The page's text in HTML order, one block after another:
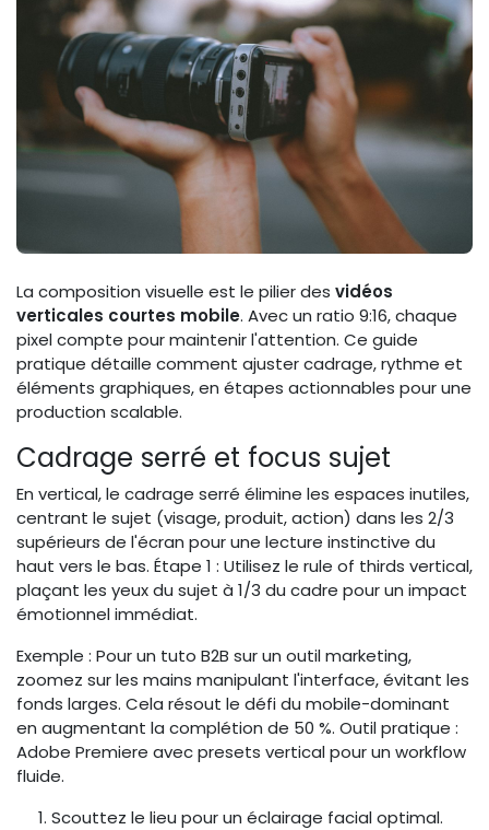
La composition visuelle est le pilier des vidéos
verticales courtes mobile. Avec un ratio 9:16, chaque
pixel compte pour maintenir l'attention. Ce guide
pratique détaille comment ajuster cadrage, rythme et
éléments graphiques, en étapes actionnables pour une
production scalable.
Cadrage serré et focus sujet
En vertical, le cadrage serré élimine les espaces inutiles,
centrant le sujet (visage, produit, action) dans les 2/3
supérieurs de l'écran pour une lecture instinctive du
haut vers le bas. Étape 1 : Utilisez le rule of thirds vertical,
plaçant les yeux du sujet à 1/3 du cadre pour un impact
émotionnel immédiat.
Exemple : Pour un tuto B2B sur un outil marketing,
zoomez sur les mains manipulant l'interface, évitant les
fonds larges. Cela résout le défi du mobile-dominant
en augmentant la complétion de 50 %. Outil pratique :
Adobe Premiere avec presets vertical pour un workflow
fluide.
Scouttez le lieu pour un éclairage facial optimal.